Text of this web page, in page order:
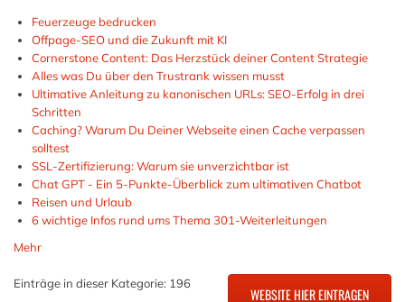
Feuerzeuge bedrucken
Offpage-SEO und die Zukunft mit KI
Cornerstone Content: Das Herzstück deiner Content Strategie
Alles was Du über den Trustrank wissen musst
Ultimative Anleitung zu kanonischen URLs: SEO-Erfolg in drei
Schritten
Caching? Warum Du Deiner Webseite einen Cache verpassen
solltest
SSL-Zertifizierung: Warum sie unverzichtbar ist
Chat GPT - Ein 5-Punkte-Überblick zum ultimativen Chatbot
Reisen und Urlaub
6 wichtige Infos rund ums Thema 301-Weiterleitungen
Mehr
Einträge in dieser Kategorie: 196